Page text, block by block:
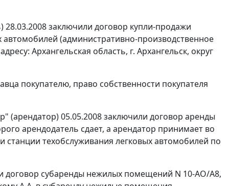
заключили договор купли-продажи
(административно-производственное
Архангельская область, г. Архангельск, округ
покупателю, право собственности покупателя
05.05.2008 заключили договор аренды
арендодатель сдает, а арендатор принимает во
техобслуживания легковых автомобилей по
договор субаренды нежилых помещений N 10-АО/А8,